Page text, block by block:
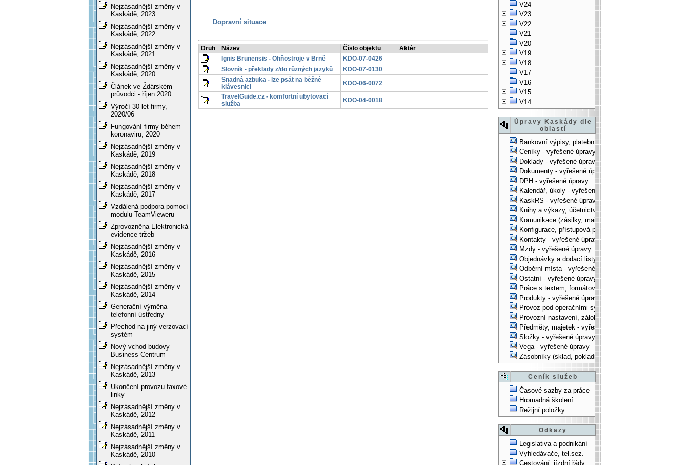
Nejzásadnější změny v
Kaskádě, 2023
Nejzásadnější změny v
Kaskádě, 2022
Nejzásadnější změny v
Kaskádě, 2021
Nejzásadnější změny v
Kaskádě, 2020
Článek ve Ždárském
průvodci - říjen 2020
Výročí 30 let firmy,
2020/06
Fungování firmy během
koronaviru, 2020
Nejzásadnější změny v
Kaskádě, 2019
Nejzásadnější změny v
Kaskádě, 2018
Nejzásadnější změny v
Kaskádě, 2017
Vzdálená podpora pomocí
modulu TeamVieweru
Zprovozněna Elektronická
evidence tržeb
Nejzásadnější změny v
Kaskádě, 2016
Nejzásadnější změny v
Kaskádě, 2015
Nejzásadnější změny v
Kaskádě, 2014
Generační výměna
telefonní ústředny
Přechod na jiný verzovací
systém
Nový vchod budovy
Business Centrum
Nejzásadnější změny v
Kaskádě, 2013
Ukončení provozu faxové
linky
Nejzásadnější změny v
Kaskádě, 2012
Nejzásadnější změny v
Kaskádě, 2011
Nejzásadnější změny v
Kaskádě, 2010
V24
V23
V22
V21
V20
V19
V18
V17
V16
V15
V14
Úpravy Kaskády dle
oblastí
Bankovní výpisy, platební příkazy - vyřešené úpravy
Ceníky - vyřešené úpravy
Doklady - vyřešené úpravy
Dokumenty - vyřešené úpravy
DPH - vyřešené úpravy
Kalendář, úkoly - vyřešené úpravy
KaskRS - vyřešené úpravy
Knihy a výkazy, účetnictví - vyřešené úpravy
Komunikace (zásilky, mail-systém, ...) - vyřešené úpravy
Konfigurace, přístupová práva, ... - vyřešené úpravy
Kontakty - vyřešené úpravy
Mzdy - vyřešené úpravy
Objednávky a dodací listy - vyřešené úpravy
Odběrní místa - vyřešené úpravy
Ostatní - vyřešené úpravy
Práce s textem, formátování, ... - vyřešené úpravy
Produkty - vyřešené úpravy
Provoz pod operačními systémy, technologické věci -
Provozní nastavení, zálohování, instalace, ... -
Předměty, majetek - vyřešené úpravy
Složky - vyřešené úpravy
Vega - vyřešené úpravy
Zásobníky (sklad, pokladna, bank. účet) - vyřešené
Ceník služeb
Časové sazby za práce
Hromadná školení
Režijní položky
Odkazy
Legislativa a podnikání
Vyhledávače, tel.sez.
Cestování, jízdní řády
Dopravní situace
Druh Název Číslo objektu Aktér Poslední modifikace Druh
Ignis Brunensis - Ohňostroje v Brně
KDO-07-0426 19.5.2013 11:10:17
Slovník - překlady z/do různých jazyků
KDO-07-0130 19.5.2013 11:10:17
Snadná azbuka - lze psát na běžné
klávesnici
KDO-06-0072 19.5.2013 11:10:17 1
TravelGuide.cz - komfortní ubytovací
služba
KDO-04-0018 19.5.2013 11:10:17 0